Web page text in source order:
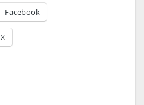
Facebook
X